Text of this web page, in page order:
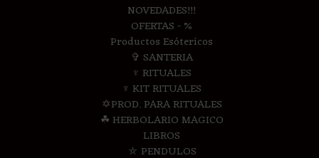
NOVEDADES!!!
OFERTAS - %
Productos Esótericos
✞ SANTERIA
♆ RITUALES
♆ KIT RITUALES
✡PROD. PARA RITUALES
☘ HERBOLARIO MAGICO
LIBROS
⛤ PENDULOS